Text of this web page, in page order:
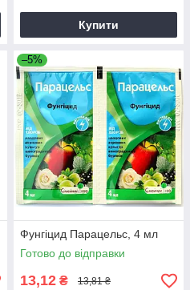
Купити
–5%
Фунгіцид Парацельс, 4 мл
Готово до відправки
13,12 ₴ 13,81 ₴